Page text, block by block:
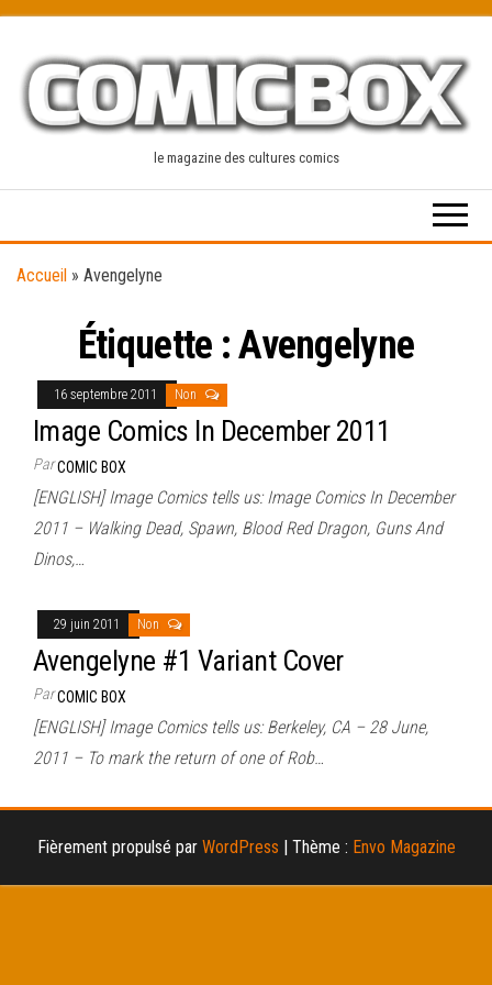
content
le magazine des cultures comics
Accueil » Avengelyne
Étiquette :Avengelyne
16 septembre 2011 Non
Image Comics In December 2011
ParCOMIC BOX
[ENGLISH] Image Comics tells us: Image Comics In December
2011 – Walking Dead, Spawn, Blood Red Dragon, Guns And
Dinos,…
29 juin 2011 Non
Avengelyne #1 Variant Cover
ParCOMIC BOX
[ENGLISH] Image Comics tells us: Berkeley, CA – 28 June,
2011 – To mark the return of one of Rob…
Fièrement propulsé par WordPress | Thème : Envo Magazine